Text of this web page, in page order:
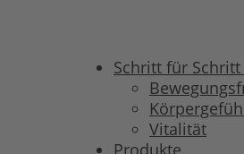
Schritt für
Vitalität